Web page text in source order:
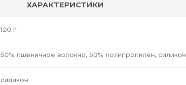
ХАРАКТЕРИСТИКИ
120 г.
50% пшеничное волокно, 50% полипропилен, силикон
силикон